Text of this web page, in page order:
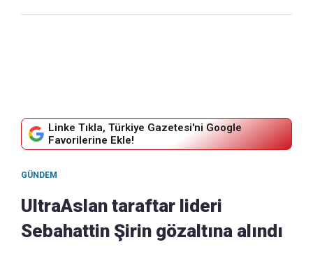
Linke Tıkla, Türkiye Gazetesi'ni Google
Favorilerine Ekle!
GÜNDEM
UltraAslan taraftar lideri
Sebahattin Şirin gözaltına alındı